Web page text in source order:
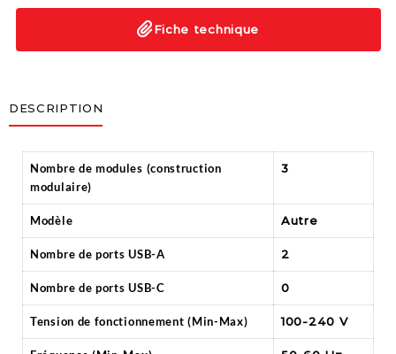
Fiche technique
DESCRIPTION
Nombre de modules (construction
modulaire)
3
Modèle Autre
Nombre de ports USB-A 2
Nombre de ports USB-C 0
Tension de fonctionnement (Min-Max) 100-240 V